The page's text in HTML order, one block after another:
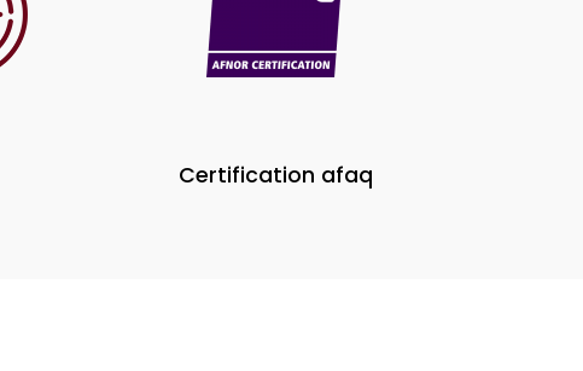
Certification afaq